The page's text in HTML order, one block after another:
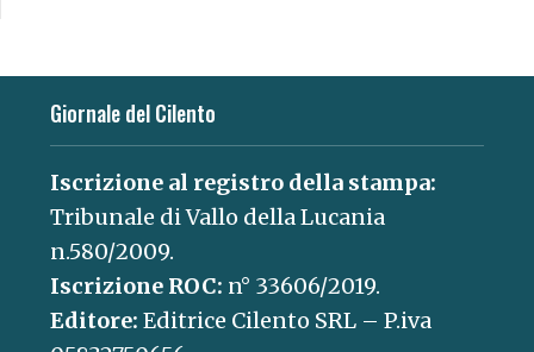
Giornale del Cilento
Iscrizione al registro della stampa:
Tribunale di Vallo della Lucania
n.580/2009.
Iscrizione ROC: n° 33606/2019.
Editore: Editrice Cilento SRL – P.iva